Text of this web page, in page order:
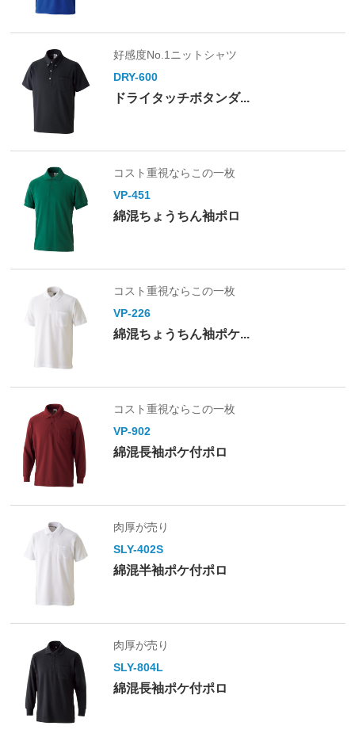
好感度No.1ニットシャツ
DRY-600
ドライタッチボタンダ...
コスト重視ならこの一枚
VP-451
綿混ちょうちん袖ポロ
コスト重視ならこの一枚
VP-226
綿混ちょうちん袖ポケ...
コスト重視ならこの一枚
VP-902
綿混長袖ポケ付ポロ
肉厚が売り
SLY-402S
綿混半袖ポケ付ポロ
肉厚が売り
SLY-804L
綿混長袖ポケ付ポロ